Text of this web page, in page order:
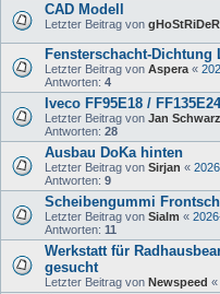
CAD Modell
Letzter Beitrag von gHoStRiDeR
Fensterschacht-Dichtung
Letzter Beitrag von Aspera «
Antworten: 4
Iveco FF95E18 / FF135E24
Letzter Beitrag von Jan
Antworten: 28
Ausbau DoKa hinten
Letzter Beitrag von Sirjan «
Antworten: 9
Scheibengummi
Letzter Beitrag von Sialm «
Antworten: 11
Werkstatt für
gesucht
Letzter Beitrag von Newspeed «